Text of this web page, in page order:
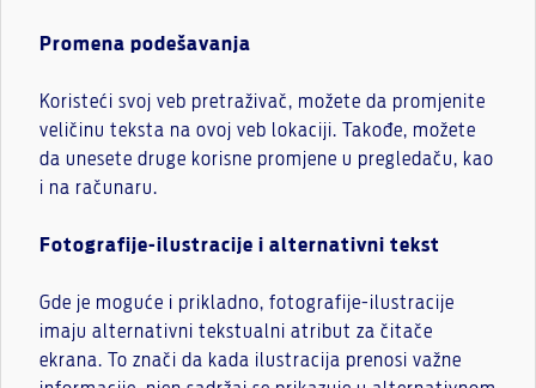
Promena podešavanja
Koristeći svoj veb pretraživač, možete da promjenite
veličinu teksta na ovoj veb lokaciji. Takođe, možete
da unesete druge korisne promjene u pregledaču, kao
i na računaru.
Fotografije-ilustracije i alternativni tekst
Gde je moguće i prikladno, fotografije-ilustracije
imaju alternativni tekstualni atribut za čitače
ekrana. To znači da kada ilustracija prenosi važne